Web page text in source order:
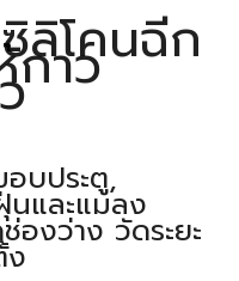
ลิโคนฉีก
กาว
อบประตู,
และแมลง
องว่าง วัดระยะ
ง